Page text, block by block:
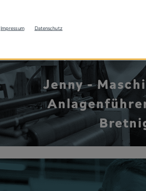
Jenny -
Impressum Datenschutz